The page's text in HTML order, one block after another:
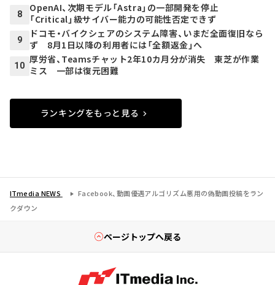
8
OpenAI、次期モデル「Astra」の一部開発を停止
「Critical」級サイバー能力の可能性否定できず
9
ドコモ・バイクシェアのシステム障害、いまだ全面復旧なら
ず 8月1日以降の利用者には「全額返金」へ
10
厚労省、Teamsチャット2年10カ月分が消失 東芝が作業
ミス 一部は復元困難
ランキングをもっと見る
ITmedia NEWS
Facebook、動画優遇アルゴリズム悪用の偽動画投稿をラン
クダウン
ページトップへ戻る